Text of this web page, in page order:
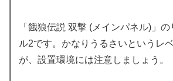
「餓狼伝説 双撃 (メインパネル)」
ル2です。かなりうるさいというレ
が、設置環境には注意しましょう。